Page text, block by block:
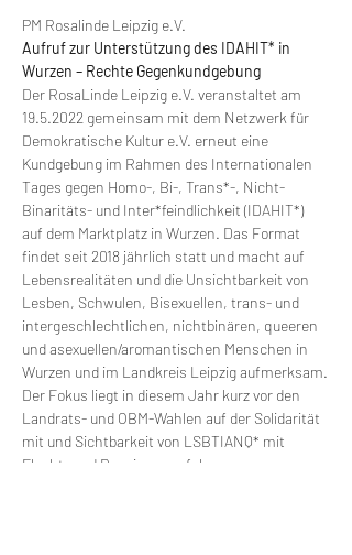
PM Rosalinde Leipzig e.V.
Aufruf zur Unterstützung des IDAHIT* in
Wurzen – Rechte Gegenkundgebung
Der RosaLinde Leipzig e.V. veranstaltet am
19.5.2022 gemeinsam mit dem Netzwerk für
Demokratische Kultur e.V. erneut eine
Kundgebung im Rahmen des Internationalen
Tages gegen Homo-, Bi-, Trans*-, Nicht-
Binaritäts- und Inter*feindlichkeit (IDAHIT*)
auf dem Marktplatz in Wurzen. Das Format
findet seit 2018 jährlich statt und macht auf
Lebensrealitäten und die Unsichtbarkeit von
Lesben, Schwulen, Bisexuellen, trans- und
intergeschlechtlichen, nichtbinären, queeren
und asexuellen/aromantischen Menschen in
Wurzen und im Landkreis Leipzig aufmerksam.
Der Fokus liegt in diesem Jahr kurz vor den
Landrats- und OBM-Wahlen auf der Solidarität
mit und Sichtbarkeit von LSBTIANQ* mit
Flucht- und Rassismuserfahrungen.